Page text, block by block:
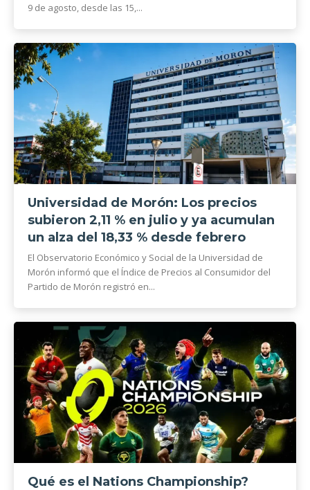
9 de agosto, desde las 15,...
Universidad de Morón: Los precios
subieron 2,11 % en julio y ya acumulan
un alza del 18,33 % desde febrero
El Observatorio Económico y Social de la Universidad de
Morón informó que el Índice de Precios al Consumidor del
Partido de Morón registró en...
Qué es el Nations Championship?